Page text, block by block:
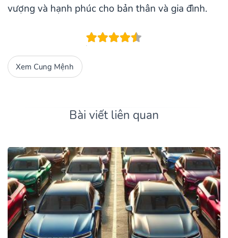
vượng và hạnh phúc cho bản thân và gia đình.
Xem Cung Mệnh
Bài viết liên quan